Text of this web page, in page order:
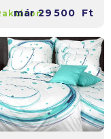
már29 500 Ft